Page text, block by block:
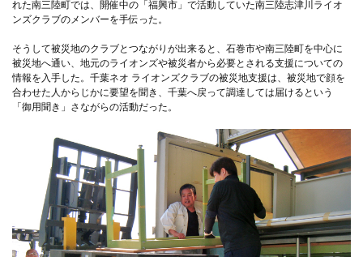
れた南三陸町では、開催中の「福興市」で活動していた南三陸志津川ライオ
ンズクラブのメンバーを手伝った。
そうして被災地のクラブとつながりが出来ると、石巻市や南三陸町を中心に
被災地へ通い、地元のライオンズや被災者から必要とされる支援についての
情報を入手した。千葉ネオ ライオンズクラブの被災地支援は、被災地で顔を
合わせた人からじかに要望を聞き、千葉へ戻って調達しては届けるという
「御用聞き」さながらの活動だった。